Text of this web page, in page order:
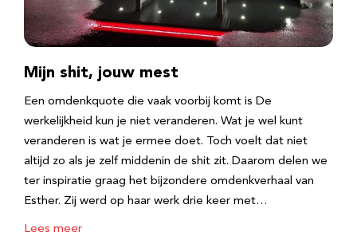
Mijn shit, jouw mest
Een omdenkquote die vaak voorbij komt is De
werkelijkheid kun je niet veranderen. Wat je wel kunt
veranderen is wat je ermee doet. Toch voelt dat niet
altijd zo als je zelf middenin de shit zit. Daarom delen we
ter inspiratie graag het bijzondere omdenkverhaal van
Esther. Zij werd op haar werk drie keer met…
Lees meer